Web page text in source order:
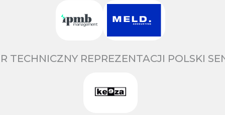
TECHNICZNY REPREZENTACJI POLSKI